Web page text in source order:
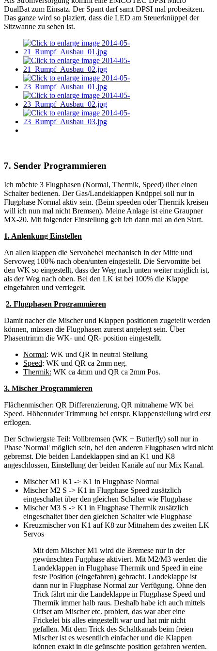
DualBat zum Einsatz. Der Spant darf samt DPSI mal probesitzen.
Das ganze wird so plaziert, dass die LED am Steuerknüppel der
Sitzwanne zu sehen ist.
7. Sender Programmieren
Ich möchte 3 Flugphasen (Normal, Thermik, Speed) über einen
Schalter bedienen. Der Gas/Landeklappen Knüppel soll nur in
Flugphase Normal aktiv sein. (Beim speeden oder Thermik kreisen
will ich nun mal nicht Bremsen). Meine Anlage ist eine Graupner
MX-20. Mit folgender Einstellung geh ich dann mal an den Start.
1. Anlenkung Einstellen
An allen klappen die Servohebel mechanisch in der Mitte und
Servoweg 100% nach oben/unten eingestellt. Die Servomitte bei
den WK so eingestellt, dass der Weg nach unten weiter möglich ist,
als der Weg nach oben. Bei den LK ist bei 100% die Klappe
eingefahren und verriegelt.
2. Flugphasen Programmieren
Damit nacher die Mischer und Klappen positionen zugeteilt werden
können, müssen die Flugphasen zurerst angelegt sein. Über
Phasentrimm die WK- und QR- position eingestellt.
Normal: WK und QR in neutral Stellung
Speed: WK und QR ca 2mm neg.
Thermik: WK ca 4mm und QR ca 2mm Pos.
3. Mischer Programmieren
Flächenmischer: QR Differenzierung, QR mitnaheme WK bei
Speed. Höhenruder Trimmung bei entspr. Klappenstellung wird erst
erflogen.
Der Schwiergste Teil: Vollbremsen (WK + Butterfly) soll nur in
Phase 'Normal' möglich sein, bei den anderen Flugphasen wird nicht
gebremst. Die beiden Landeklappen sind an K1 und K8
angeschlossen, Einstellung der beiden Kanäle auf nur Mix Kanal.
Mischer M1 K1 -> K1 in Flugphase Normal
Mischer M2 S -> K1 in Flugphase Speed zusätzlich
eingeschaltet über den gleichen Schalter wie Flugphase
Mischer M3 S -> K1 in Flugphase Thermik zusätzlich
eingeschaltet über den gleichen Schalter wie Flugphase
Kreuzmischer von K1 auf K8 zur Mitnahem des zweiten LK
Servos
Mit dem Mischer M1 wird die Bremese nur in der
gewünschten Fugphase aktiviert. Mit M2/M3 werden die
Landeklappen in Flugphase Thermik und Speed in eine
feste Position (eingefahren) gebracht. Landeklappe ist
dann nur in Flugphase Normal zur Verfügung. Ohne den
Trick fährt mir die Landeklappe in Flugphase Speed und
Thermik immer halb raus. Deshalb habe ich auch mittels
Offset am Mischer etc. probiert, das war aber eine
Frickelei bis alles eingestellt war und hat mir nicht
gefallen. Mit dem Trick des Schaltkanals beim freien
Mischer ist es wesentlich einfacher und die Klappen
können exakt in die geünschte position gefahren werden.